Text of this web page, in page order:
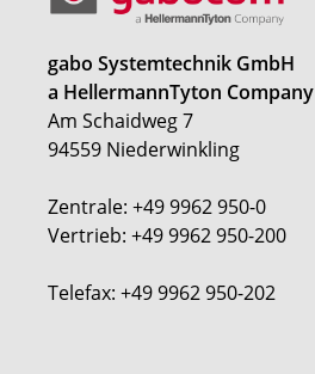
gabo Systemtechnik GmbH
a HellermannTyton Company
Am Schaidweg 7
94559 Niederwinkling
Zentrale: +49 9962 950-0
Vertrieb: +49 9962 950-200
Telefax: +49 9962 950-202